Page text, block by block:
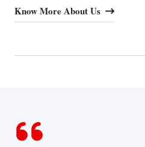
Know More About Us